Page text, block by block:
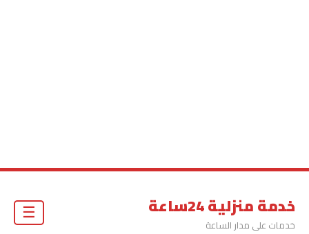
خدمة منزلية 24ساعة
خدمات على مدار الساعة
☰